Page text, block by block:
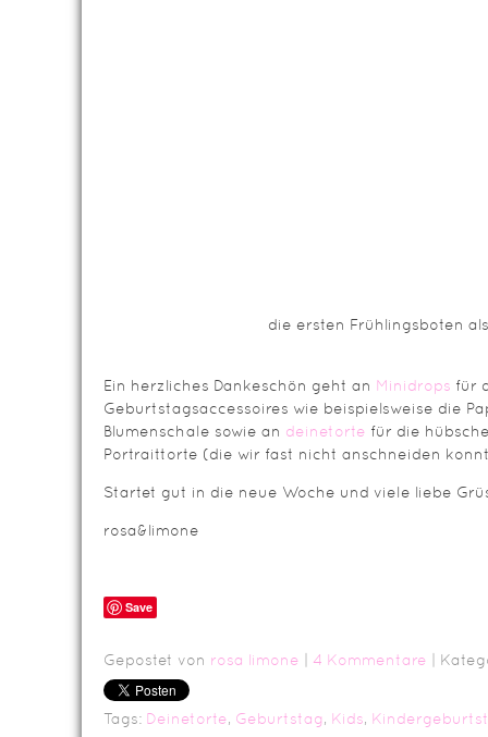
die ersten Frühlingsboten
Ein herzliches Dankeschön geht an Minidrops für
Geburtstagsaccessoires wie beispielsweise die
Blumenschale sowie an deinetorte für die
Portraittorte (die wir fast nicht anschneiden
Startet gut in die neue Woche und viele liebe
rosa&limone
Save
Gepostet von rosa limone 4 Kommentare |
Tags: Deinetorte, Geburtstag, Kids,